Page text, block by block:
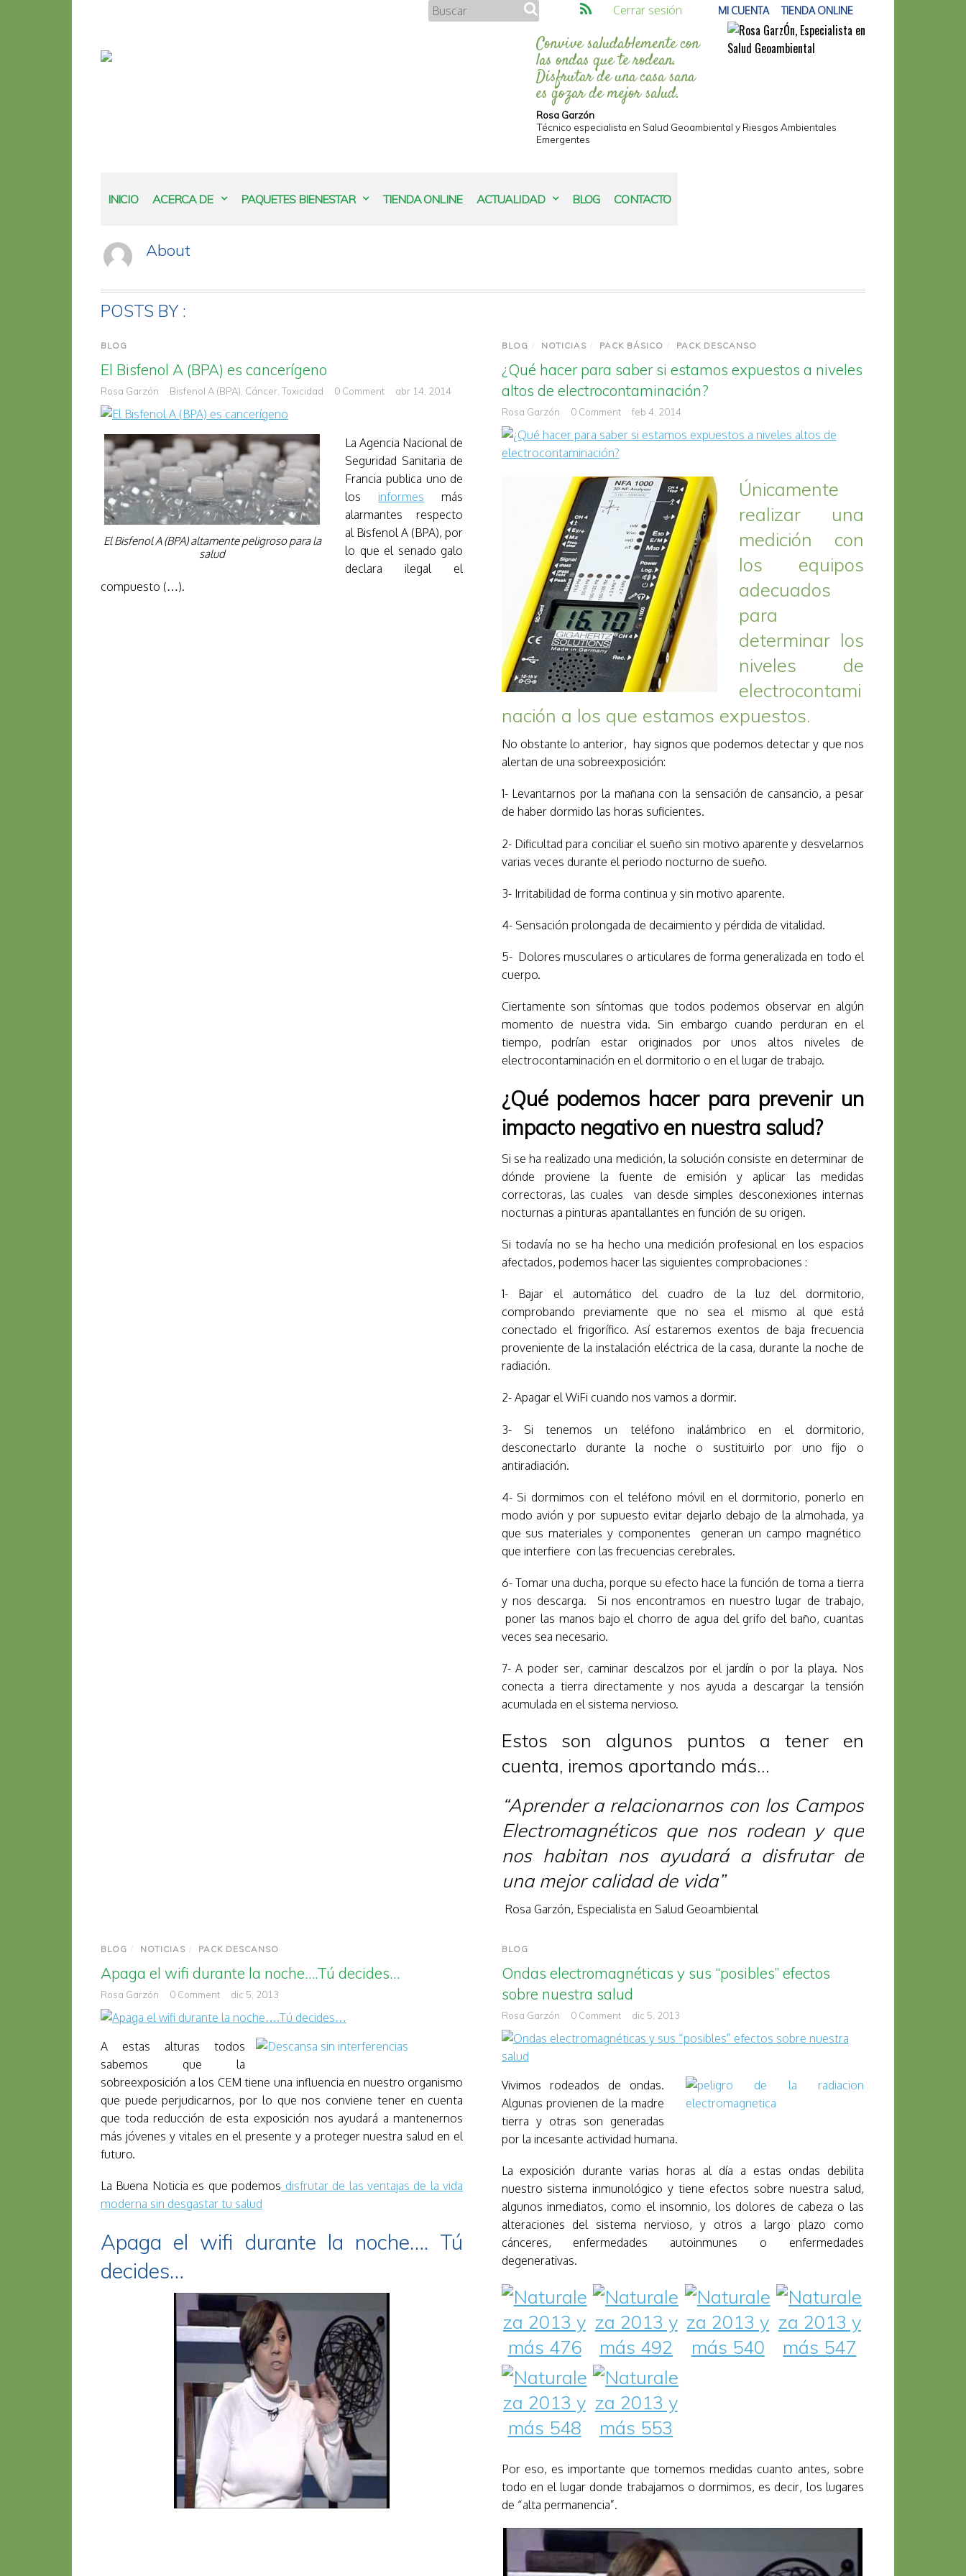
MI CUENTA TIENDA ONLINE
Cerrar sesión
Convive saludablemente con
las ondas que te rodean.
Disfrutar de una casa sana
es gozar de mejor salud.
Rosa Garzón
Técnico especialista en Salud Geoambiental y Riesgos Ambientales
Emergentes
INICIO ACERCA DE PAQUETES BIENESTAR TIENDA ONLINE ACTUALIDAD BLOG CONTACTO
About
POSTS BY :
BLOG
El Bisfenol A (BPA) es cancerígeno
Rosa Garzón Bisfenol A (BPA) Cáncer Toxicidad 0 Comment abr 14, 2014
El Bisfenol A (BPA) altamente peligroso para la
salud
La Agencia Nacional de
Seguridad Sanitaria de
Francia publica uno de
los informes más
alarmantes respecto
al Bisfenol A (BPA), por
lo que el senado galo
declara ilegal el
compuesto (…).
BLOG / NOTICIAS / PACK BÁSICO / PACK DESCANSO
¿Qué hacer para saber si estamos expuestos a niveles
altos de electrocontaminación?
Rosa Garzón 0 Comment feb 4, 2014
Únicamente
realizar una
medición con
los equipos
adecuados
para
determinar los
niveles de
electrocontami
nación a los que estamos expuestos.
No obstante lo anterior, hay signos que podemos detectar y que nos
alertan de una sobreexposición:
1- Levantarnos por la mañana con la sensación de cansancio, a pesar
de haber dormido las horas suficientes.
2- Dificultad para conciliar el sueño sin motivo aparente y desvelarnos
varias veces durante el periodo nocturno de sueño.
3- Irritabilidad de forma continua y sin motivo aparente.
4- Sensación prolongada de decaimiento y pérdida de vitalidad.
5- Dolores musculares o articulares de forma generalizada en todo el
cuerpo.
Ciertamente son síntomas que todos podemos observar en algún
momento de nuestra vida. Sin embargo cuando perduran en el
tiempo, podrían estar originados por unos altos niveles de
electrocontaminación en el dormitorio o en el lugar de trabajo.
¿Qué podemos hacer para prevenir un
impacto negativo en nuestra salud?
Si se ha realizado una medición, la solución consiste en determinar de
dónde proviene la fuente de emisión y aplicar las medidas
correctoras, las cuales van desde simples desconexiones internas
nocturnas a pinturas apantallantes en función de su origen.
Si todavía no se ha hecho una medición profesional en los espacios
afectados, podemos hacer las siguientes comprobaciones :
1- Bajar el automático del cuadro de la luz del dormitorio,
comprobando previamente que no sea el mismo al que está
conectado el frigorífico. Así estaremos exentos de baja frecuencia
proveniente de la instalación eléctrica de la casa, durante la noche de
radiación.
2- Apagar el WiFi cuando nos vamos a dormir.
3- Si tenemos un teléfono inalámbrico en el dormitorio,
desconectarlo durante la noche o sustituirlo por uno fijo o
antiradiación.
4- Si dormimos con el teléfono móvil en el dormitorio, ponerlo en
modo avión y por supuesto evitar dejarlo debajo de la almohada, ya
que sus materiales y componentes generan un campo magnético
que interfiere con las frecuencias cerebrales.
6- Tomar una ducha, porque su efecto hace la función de toma a tierra
y nos descarga. Si nos encontramos en nuestro lugar de trabajo,
poner las manos bajo el chorro de agua del grifo del baño, cuantas
veces sea necesario.
7- A poder ser, caminar descalzos por el jardín o por la playa. Nos
conecta a tierra directamente y nos ayuda a descargar la tensión
acumulada en el sistema nervioso.
Estos son algunos puntos a tener en
cuenta, iremos aportando más…
“Aprender a relacionarnos con los Campos
Electromagnéticos que nos rodean y que
nos habitan nos ayudará a disfrutar de
una mejor calidad de vida”
Rosa Garzón, Especialista en Salud Geoambiental
BLOG / NOTICIAS / PACK DESCANSO
Apaga el wifi durante la noche….Tú decides…
Rosa Garzón 0 Comment dic 5, 2013
A estas alturas todos
sabemos que la
sobreexposición a los CEM tiene una influencia en nuestro organismo
que puede perjudicarnos, por lo que nos conviene tener en cuenta
que toda reducción de esta exposición nos ayudará a mantenernos
más jóvenes y vitales en el presente y a proteger nuestra salud en el
futuro.
La Buena Noticia es que podemos disfrutar de las ventajas de la vida
moderna sin desgastar tu salud
Apaga el wifi durante la noche…. Tú
decides…
BLOG
Ondas electromagnéticas y sus “posibles” efectos
sobre nuestra salud
Rosa Garzón 0 Comment dic 5, 2013
Vivimos rodeados de ondas.
Algunas provienen de la madre
tierra y otras son generadas
por la incesante actividad humana.
La exposición durante varias horas al día a estas ondas debilita
nuestro sistema inmunológico y tiene efectos sobre nuestra salud,
algunos inmediatos, como el insomnio, los dolores de cabeza o las
alteraciones del sistema nervioso, y otros a largo plazo como
cánceres, enfermedades autoinmunes o enfermedades
degenerativas.
Por eso, es importante que tomemos medidas cuanto antes, sobre
todo en el lugar donde trabajamos o dormimos, es decir, los lugares
de “alta permanencia”.